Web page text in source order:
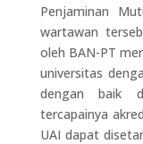
Penjaminan
wartawan
oleh BAN-PT
universitas
dengan baik
tercapainya
UAI dapat